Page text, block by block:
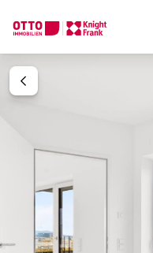
Wir finden Ihre
Traumimmobilie
Sagen Sie uns was Sie
Wie möchten Sie uns